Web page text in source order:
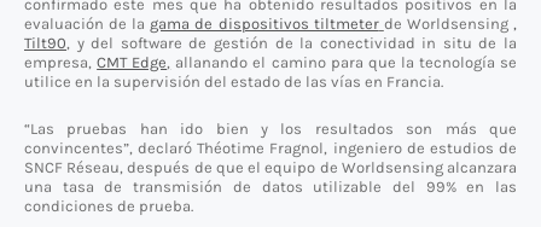
confirmado este mes que ha obtenido resultados positivos en la
evaluación de la gama de dispositivos tiltmeter de Worldsensing,
Tilt90, y del software de gestión de la conectividad in situ de la
empresa,CMT Edge, allanando el camino para que la tecnología se
utilice en la supervisión del estado de las vías en Francia.
“Las pruebas han ido bien y los resultados son más que
convincentes”, declaró Théotime Fragnol, ingeniero de estudios de
SNCF Réseau, después de que el equipo de Worldsensing alcanzara
una tasa de transmisión de datos utilizable del 99% en las
condiciones de prueba.